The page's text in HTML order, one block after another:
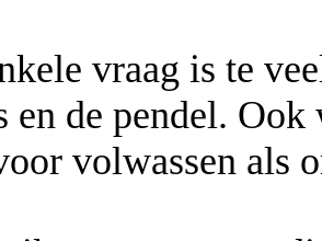
vraag is te
en de pendel.
volwassen als